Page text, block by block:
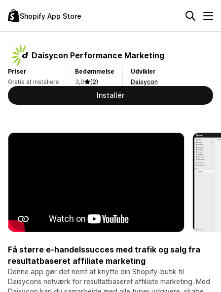
Shopify App Store
Daisycon Performance Marketing
Priser
Gratis at installere
Bedømmelse
3,0
(2)
Udvikler
Daisycon
Installér
Få større e-handelssucces med trafik og salg fra
resultatbaseret affiliate marketing
Denne app gør det nemt at knytte din Shopify-butik til
Daisycons netværk for resultatbaseret affiliate marketing. Med